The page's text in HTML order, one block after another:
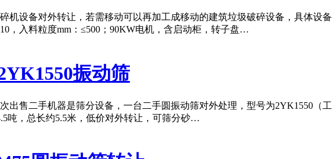
机设备对外转让，若需移动可以再加工成移动的建筑垃圾破碎设备，具体设
，入料粒度mm：≤500；90KW电机，含启动柜，转子盘…
振动筛
出售二手机器是筛分设备，一台二手圆振动筛对外处理，型号为2YK1550（
吨，总长约5.5米，低价对外转让，可筛分砂…